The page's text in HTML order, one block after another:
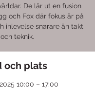
De lär ut en fusion
och Fox där fokus är på
inlevelse snarare än takt
och teknik.
och plats
10:00 – 17:00